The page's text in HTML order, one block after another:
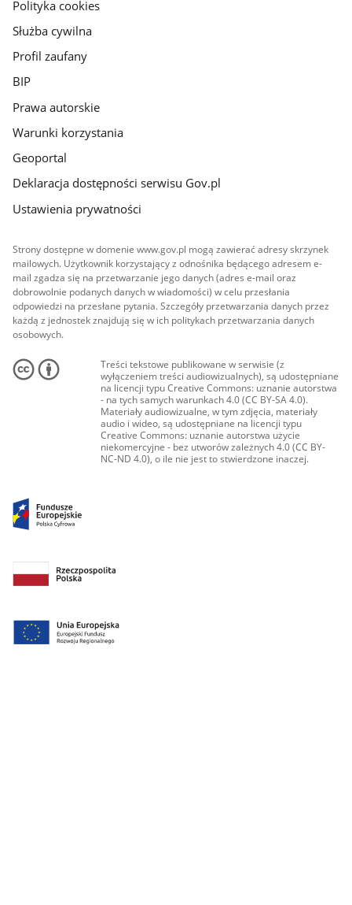
Polityka cookies
Służba cywilna
Profil zaufany
BIP
Prawa autorskie
Warunki korzystania
Geoportal
Deklaracja dostępności serwisu Gov.pl
Ustawienia prywatności
Strony dostępne w domenie www.gov.pl mogą zawierać adresy skrzynek
mailowych. Użytkownik korzystający z odnośnika będącego adresem e-
mail zgadza się na przetwarzanie jego danych (adres e-mail oraz
dobrowolnie podanych danych w wiadomości) w celu przesłania
odpowiedzi na przesłane pytania. Szczegóły przetwarzania danych przez
każdą z jednostek znajdują się w ich politykach przetwarzania danych
osobowych.
Treści tekstowe publikowane w serwisie (z
wyłączeniem treści audiowizualnych), są udostępniane
na licencji typu Creative Commons: uznanie autorstwa
- na tych samych warunkach 4.0 (CC BY-SA 4.0).
Materiały audiowizualne, w tym zdjęcia, materiały
audio i wideo, są udostępniane na licencji typu
Creative Commons: uznanie autorstwa użycie
niekomercyjne - bez utworów zależnych 4.0 (CC BY-
NC-ND 4.0), o ile nie jest to stwierdzone inaczej.